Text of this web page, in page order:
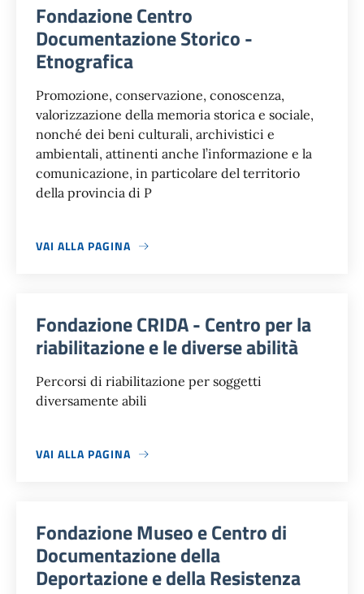
Fondazione Centro
Documentazione Storico -
Etnografica
Promozione, conservazione, conoscenza,
valorizzazione della memoria storica e sociale,
nonché dei beni culturali, archivistici e
ambientali, attinenti anche l’informazione e la
comunicazione, in particolare del territorio
della provincia di P
VAI ALLA PAGINA
Fondazione CRIDA - Centro per la
riabilitazione e le diverse abilità
Percorsi di riabilitazione per soggetti
diversamente abili
VAI ALLA PAGINA
Fondazione Museo e Centro di
Documentazione della
Deportazione e della Resistenza